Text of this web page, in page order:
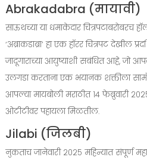
Abrakadabra (मायावी)
साऊथच्या या धमाकेदार चित्रपटाबरोबरच
‘अब्राकडाब्रा’ हा एक हॉरर चित्रपट देखील
जादूगाराच्या आयुष्याशी सबंधित आहे, जो
उलगडा करताना एक भयानक शक्तीला
आपल्या मायबोली मराठीत १४ फेब्रुवारी
ओटीटीवर पहायला मिळतील.
Jilabi (जिलबी)
नुकताच जानेवारी २०२५ महिन्यात संपूर्ण